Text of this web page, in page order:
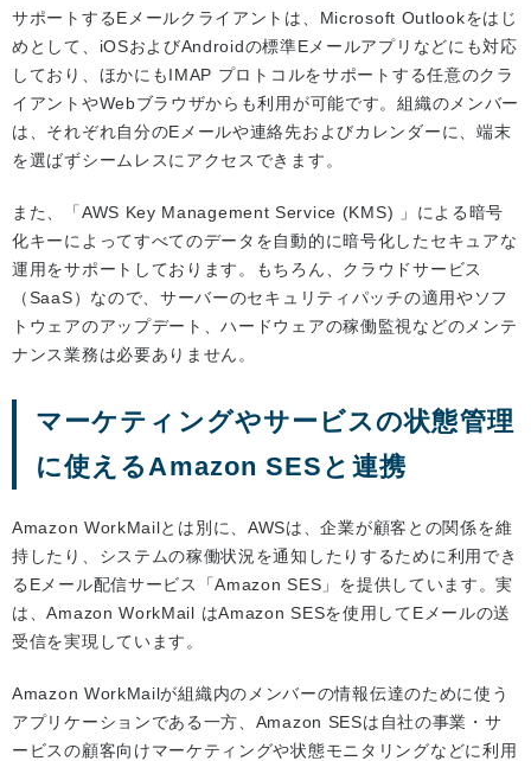
サポートするEメールクライアントは、Microsoft Outlookをはじ
めとして、iOSおよびAndroidの標準Eメールアプリなどにも対応
しており、ほかにもIMAP プロトコルをサポートする任意のクラ
イアントやWebブラウザからも利用が可能です。組織のメンバー
は、それぞれ自分のEメールや連絡先およびカレンダーに、端末
を選ばずシームレスにアクセスできます。
また、「AWS Key Management Service (KMS) 」による暗号
化キーによってすべてのデータを自動的に暗号化したセキュアな
運用をサポートしております。もちろん、クラウドサービス
（SaaS）なので、サーバーのセキュリティパッチの適用やソフ
トウェアのアップデート、ハードウェアの稼働監視などのメンテ
ナンス業務は必要ありません。
マーケティングやサービスの状態管理
に使えるAmazon SESと連携
Amazon WorkMailとは別に、AWSは、企業が顧客との関係を維
持したり、システムの稼働状況を通知したりするために利用でき
るEメール配信サービス「Amazon SES」を提供しています。実
は、Amazon WorkMail はAmazon SESを使用してEメールの送
受信を実現しています。
Amazon WorkMailが組織内のメンバーの情報伝達のために使う
アプリケーションである一方、Amazon SESは自社の事業・サ
ービスの顧客向けマーケティングや状態モニタリングなどに利用